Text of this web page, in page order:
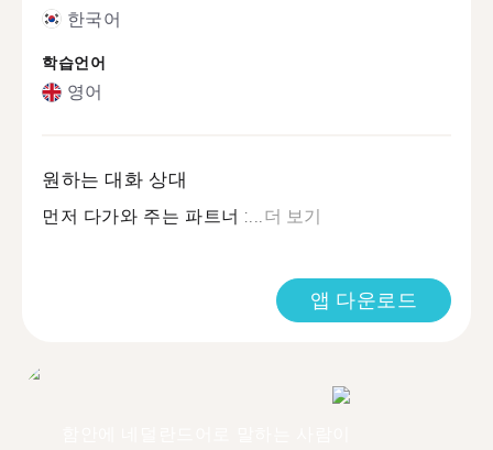
한국어
학습언어
영어
원하는 대화 상대
먼저 다가와 주는 파트너 :...더 보기
앱 다운로드